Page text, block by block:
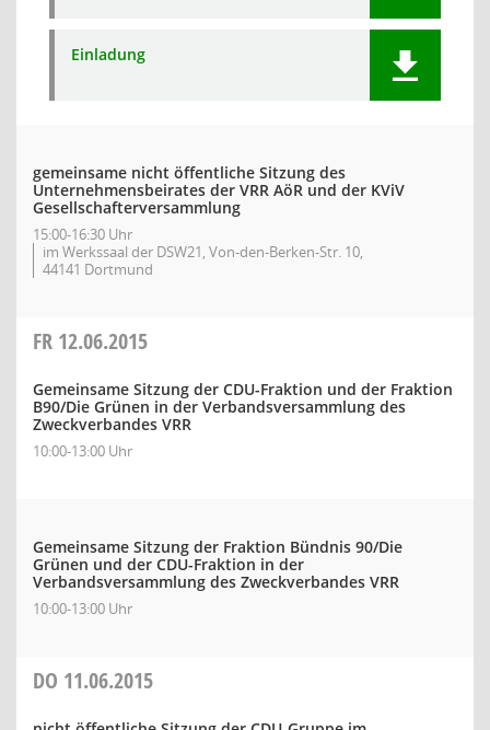
Einladung
gemeinsame nicht öffentliche Sitzung des
Unternehmensbeirates der VRR AöR und der KViV
Gesellschafterversammlung
15:00-16:30 Uhr
im Werkssaal der DSW21, Von-den-Berken-Str. 10,
44141 Dortmund
FR 12.06.2015
Gemeinsame Sitzung der CDU-Fraktion und der Fraktion
B90/Die Grünen in der Verbandsversammlung des
Zweckverbandes VRR
10:00-13:00 Uhr
Gemeinsame Sitzung der Fraktion Bündnis 90/Die
Grünen und der CDU-Fraktion in der
Verbandsversammlung des Zweckverbandes VRR
10:00-13:00 Uhr
DO 11.06.2015